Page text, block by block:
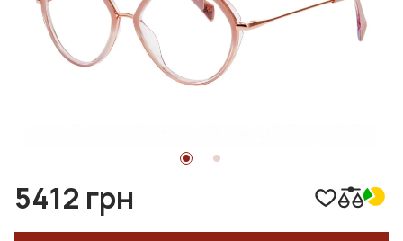
5412 грн